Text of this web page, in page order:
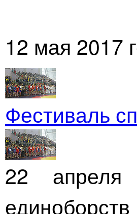
12 мая 2017
Фестиваль
22